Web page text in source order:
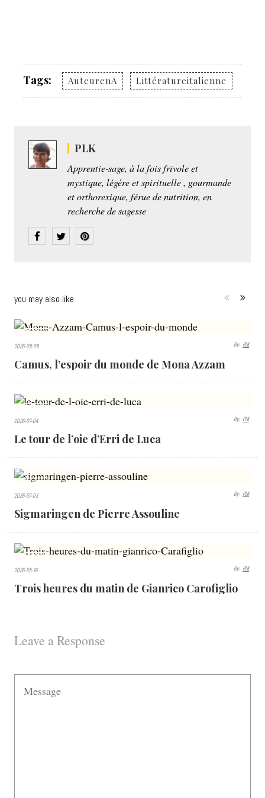
Tags: AuteurenA Littératureitalienne
PLK
Apprentie-sage, à la fois frivole et
mystique, lègère et spirituelle , gourmande
et orthorexique, férue de nutrition, en
recherche de sagesse
you may also like
VIEWS
2026-08-08 By: PLK
Camus, l’espoir du monde de Mona Azzam
VIEWS
2026-07-04 By: PLK
Le tour de l’oie d’Erri de Luca
433
VIEWS
2026-07-03 By: PLK
Sigmaringen de Pierre Assouline
VIEWS
2026-05-16 By: PLK
Trois heures du matin de Gianrico Carofiglio
Leave a Response